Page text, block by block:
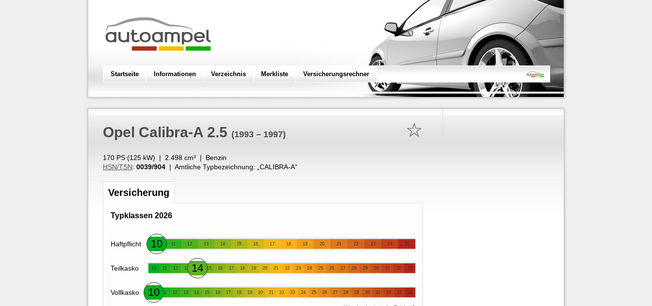
Startseite Informationen Verzeichnis Merkliste Versicherungsrechner
☆
Opel Calibra-A 2.5 (1993 – 1997)
170 PS (125 kW) | 2.498 cm³ | Benzin
HSN/TSN: 0039/904 | Amtliche Typbezeichnung: „ CALIBRA-A“
Versicherung
Typklassen 2026
Haftpflicht 10 11 12 13 14 15 16 17 18 19 20 21 22 23 24 25
Teilkasko 10 11 12 13 14 15 16 17 18 19 20 21 22 23 24 25 26 27 28 29 30 31 32 33
Vollkasko 10 11 12 13 14 15 16 17 18 19 20 21 22 23 24 25 26 27 28 29 30 31 32 33 34